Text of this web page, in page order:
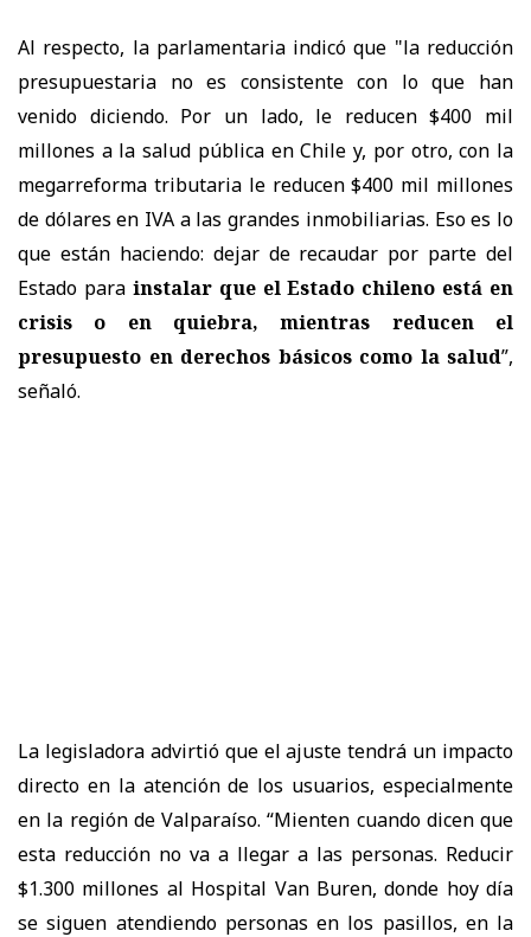
Al respecto, la parlamentaria indicó que "la reducción
presupuestaria no es consistente con lo que han
venido diciendo. Por un lado, le reducen $400 mil
millones a la salud pública en Chile y, por otro, con la
megarreforma tributaria le reducen $400 mil millones
de dólares en IVA a las grandes inmobiliarias. Eso es lo
que están haciendo: dejar de recaudar por parte del
Estado para instalar que el Estado chileno está en
crisis o en quiebra, mientras reducen el
presupuesto en derechos básicos como la salud”,
señaló.
La legisladora advirtió que el ajuste tendrá un impacto
directo en la atención de los usuarios, especialmente
en la región de Valparaíso. “Mienten cuando dicen que
esta reducción no va a llegar a las personas. Reducir
$1.300 millones al Hospital Van Buren, donde hoy día
se siguen atendiendo personas en los pasillos, en la